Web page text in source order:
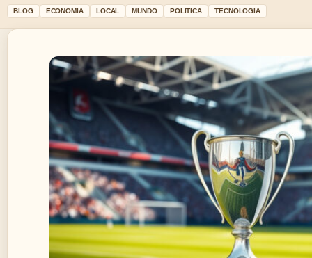
BLOG ECONOMIA LOCAL MUNDO POLITICA TECNOLOGIA